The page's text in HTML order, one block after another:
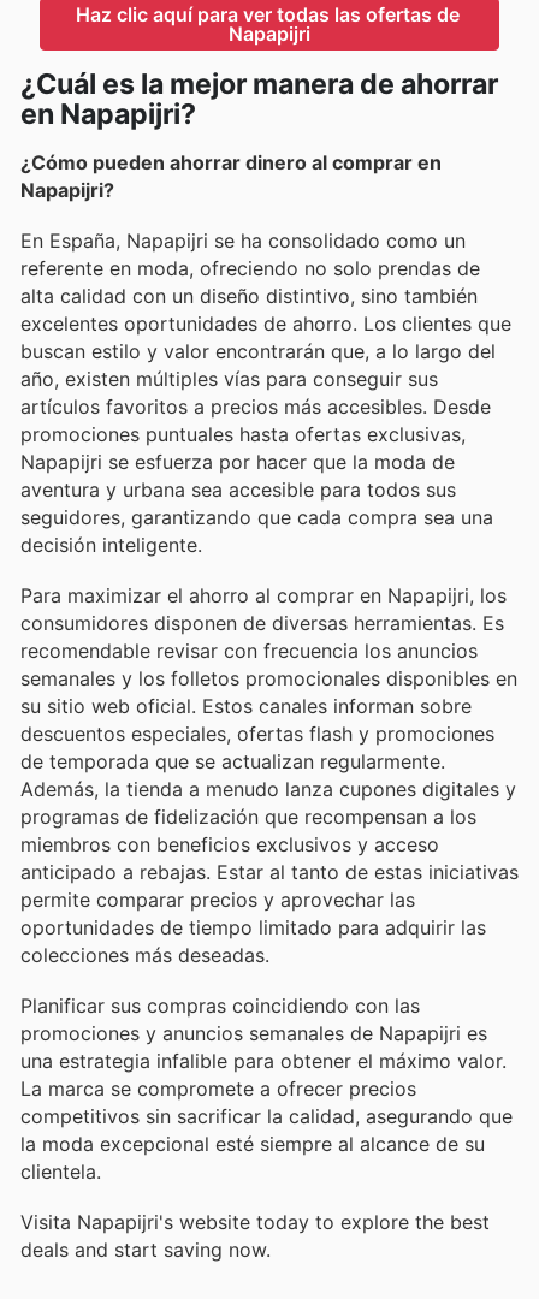
Haz clic aquí para ver todas las ofertas de
Napapijri
¿Cuál es la mejor manera de ahorrar
en Napapijri?
¿Cómo pueden ahorrar dinero al comprar en
Napapijri?
En España, Napapijri se ha consolidado como un
referente en moda, ofreciendo no solo prendas de
alta calidad con un diseño distintivo, sino también
excelentes oportunidades de ahorro. Los clientes que
buscan estilo y valor encontrarán que, a lo largo del
año, existen múltiples vías para conseguir sus
artículos favoritos a precios más accesibles. Desde
promociones puntuales hasta ofertas exclusivas,
Napapijri se esfuerza por hacer que la moda de
aventura y urbana sea accesible para todos sus
seguidores, garantizando que cada compra sea una
decisión inteligente.
Para maximizar el ahorro al comprar en Napapijri, los
consumidores disponen de diversas herramientas. Es
recomendable revisar con frecuencia los anuncios
semanales y los folletos promocionales disponibles en
su sitio web oficial. Estos canales informan sobre
descuentos especiales, ofertas flash y promociones
de temporada que se actualizan regularmente.
Además, la tienda a menudo lanza cupones digitales y
programas de fidelización que recompensan a los
miembros con beneficios exclusivos y acceso
anticipado a rebajas. Estar al tanto de estas iniciativas
permite comparar precios y aprovechar las
oportunidades de tiempo limitado para adquirir las
colecciones más deseadas.
Planificar sus compras coincidiendo con las
promociones y anuncios semanales de Napapijri es
una estrategia infalible para obtener el máximo valor.
La marca se compromete a ofrecer precios
competitivos sin sacrificar la calidad, asegurando que
la moda excepcional esté siempre al alcance de su
clientela.
Visita Napapijri's website today to explore the best
deals and start saving now.